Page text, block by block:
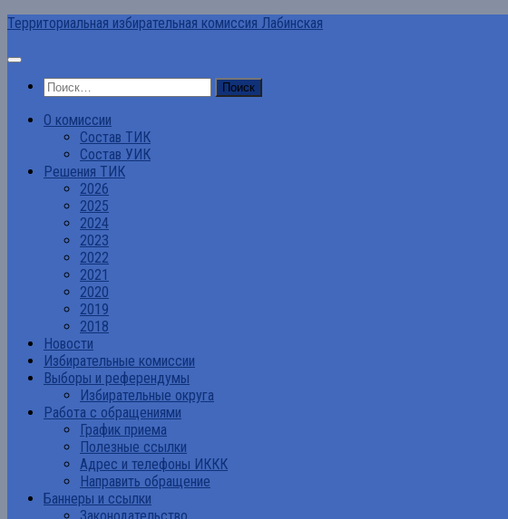
Перейти
содержимому
Территориальная избирательная комиссия Лабинская
Найти:
О комиссии
Состав ТИК
Состав УИК
Решения ТИК
2026
2025
2024
2023
2022
2021
2020
2019
2018
Новости
Избирательные комиссии
Выборы и референдумы
Избирательные округа
Работа с обращениями
График приема
Полезные ссылки
Адрес и телефоны ИККК
Направить обращение
Баннеры и ссылки